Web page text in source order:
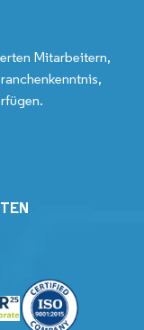
Mitarbeitern,